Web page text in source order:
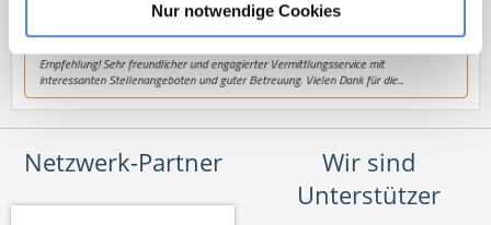
Nur notwendige Cookies
Netzwerk-Partner
Wir sind
Unterstützer